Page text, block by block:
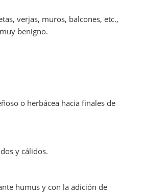
verjas, muros, balcones, etc.,
benigno.
o herbácea hacia finales de
y cálidos.
humus y con la adición de